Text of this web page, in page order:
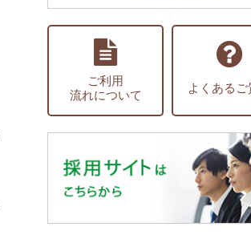
ご利用
流れについて
よくあるご